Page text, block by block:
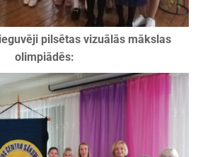
pilsētas vizuālās mākslas
olimpiādēs: